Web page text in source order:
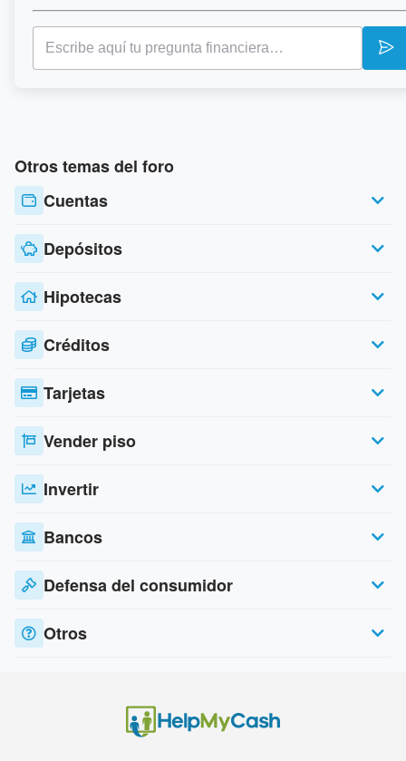
Otros temas del foro
Cuentas
Depósitos
Hipotecas
Créditos
Tarjetas
Vender piso
Invertir
Bancos
Defensa del consumidor
Otros